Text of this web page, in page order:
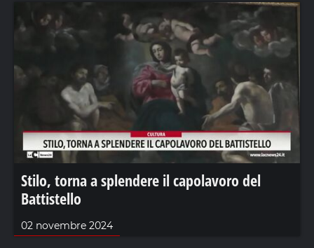
Stilo, torna a splendere il capolavoro del
Battistello
02 novembre 2024